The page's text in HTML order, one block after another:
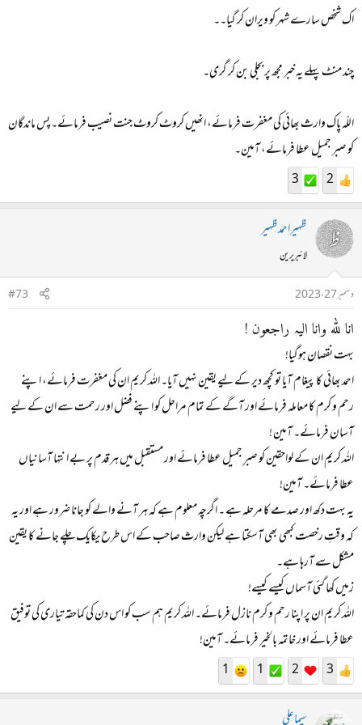
اسکالروں کا کام ہے۔
اک شخص سارے شہر کو ویران کر گیا۔۔
چند منٹ پہلے یہ خبر مجھ پر بجلی بن کر گری۔
اللّہ پاک وارث بھائی کی مغفرت فرمائے، انھیں کروٹ کروٹ جنت نصیب فرمائے۔ پس ماندگان
کو صبر جمیل عطا فرمائے، آمین۔
2
3
ظہیراحمدظہیر
لائبریرین
دسمبر 27، 2023
#73
انا للہ وانا الیہ راجعون !
بہت نقصان ہوگیا!
احمد بھائی کا پیغام آیا تو کچھ دیر کے لیے یقین نہیں آیا۔ اللہ کریم ان کی مغفرت فرمائے، اپنے
رحم و کرم کا معاملہ فرمائے اور آگے کے تمام مراحل کو اپنے فضل اور رحمت سے ان کے لیے
آسان فرمائے۔ آمین !
اللہ کریم ان کے لواحقین کو صبرِ جمیل عطا فرمائے اور مستقبل میں ہر قدم پر بے انتہا آسانیاں
عطا فرمائے۔ آمین!
یہ بہت دکھ اور صدمے کا مرحلہ ہے ۔ اگرچہ معلوم ہے کہ ہر آنے والے کو جانا ضرور ہے اور یہ
کہ وقتِ رخصت کبھی بھی آسکتا ہے لیکن وارث صاحب کے اس طرح یکایک چلے جانے کا یقین
مشکل سے آرہا ہے۔
زمیں کھا گئی آسماں کیسے کیسے!
اللہ کریم ان پر اپنا رحم و کرم نازل فرمائے۔ اللہ کریم ہم سب کو اس دن کی کماحقہ تیاری کی توفیق
عطا فرمائے اور خاتمہ بالخیر فرمائے۔ آمین!
3
2
1
1
سیما علی